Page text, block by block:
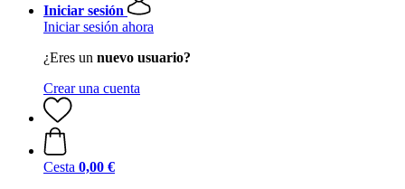
Iniciar sesión
Iniciar sesión ahora
¿Eres un nuevo usuario?
Crear una cuenta
Cesta 0,00 €